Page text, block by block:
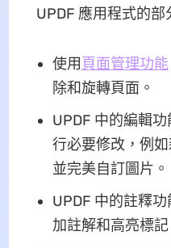
UPDF 應用程式的部
使用 頁面管理功能
除和旋轉頁面。
UPDF 中的編輯
行必要修改，例
並完美自訂圖片。
UPDF 中的註釋
加註解和高亮標